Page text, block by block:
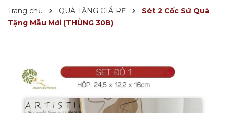
Trang chủ QUÀ TẶNG GIÁ RẺ
Sét 2 Cốc Sứ Quà
Tặng Mẫu Mới (THÙNG 30B)